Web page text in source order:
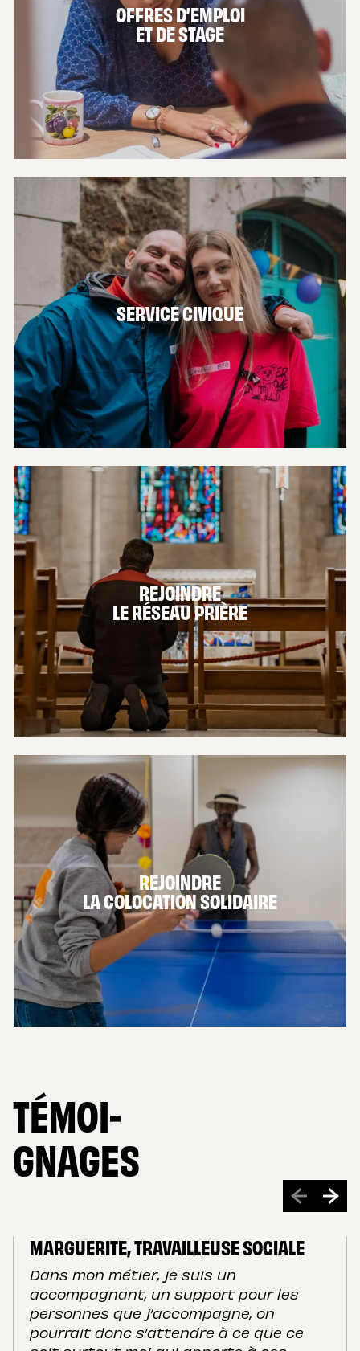
OFFRES D’EMPLOI
ET DE STAGE
EN SAVOIR PLUS
SERVICE CIVIQUE
EN SAVOIR PLUS
REJOINDRE
LE RÉSEAU PRIÈRE
EN SAVOIR PLUS
REJOINDRE
LA COLOCATION SOLIDAIRE
EN SAVOIR PLUS
TÉMOI-
GNAGES
MARGUERITE, TRAVAILLEUSE SOCIALE
Dans mon métier, je suis un
accompagnant, un support pour les
personnes que j’accompagne, on
pourrait donc s’attendre à ce que ce